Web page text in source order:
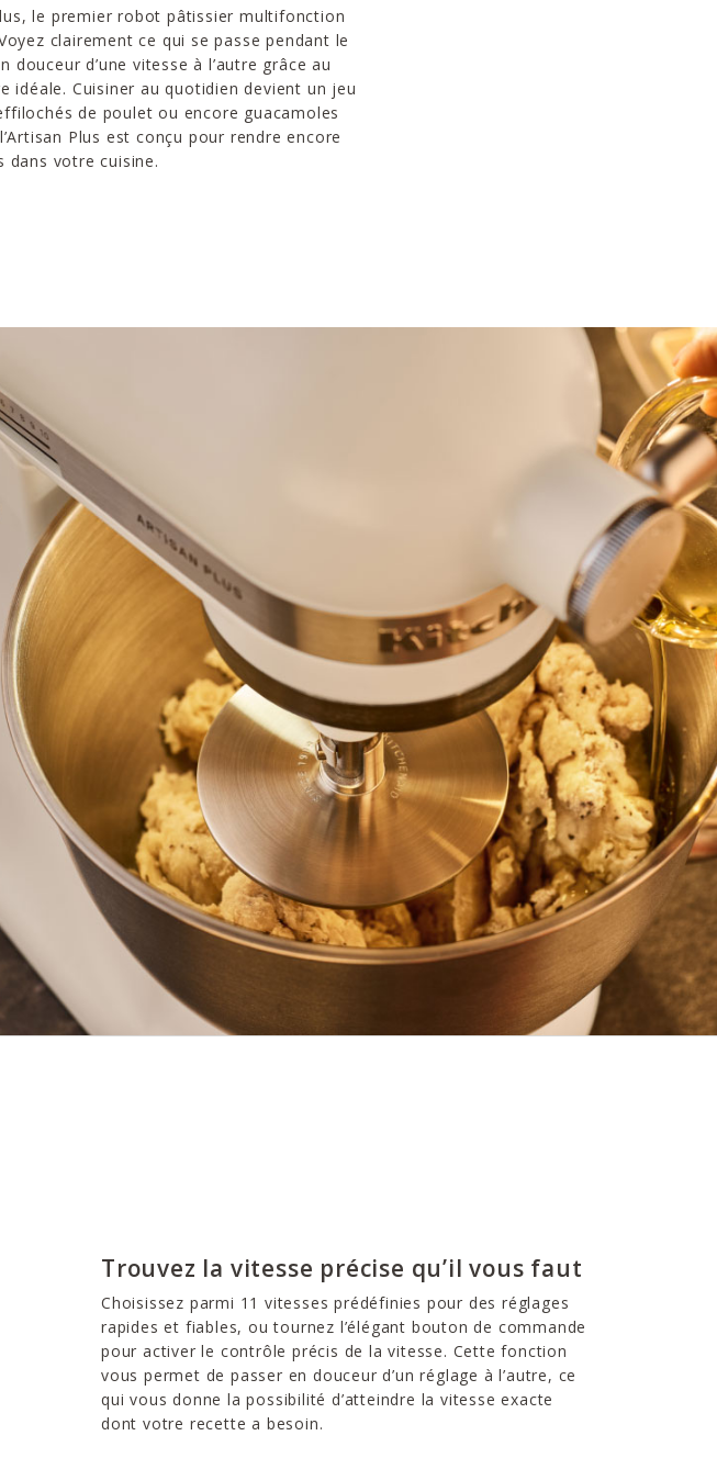
le premier robot pâtissier multifonction
clairement ce qui se passe pendant le
d’une vitesse à l’autre grâce au
Cuisiner au quotidien devient un jeu
de poulet ou encore guacamoles
Plus est conçu pour rendre encore
dans votre cuisine.
Trouvez la vitesse précise qu’il vous faut
Choisissez parmi 11 vitesses prédéfinies pour des réglages
rapides et fiables, ou tournez l’élégant bouton de commande
pour activer le contrôle précis de la vitesse. Cette fonction
vous permet de passer en douceur d’un réglage à l’autre, ce
qui vous donne la possibilité d’atteindre la vitesse exacte
dont votre recette a besoin.